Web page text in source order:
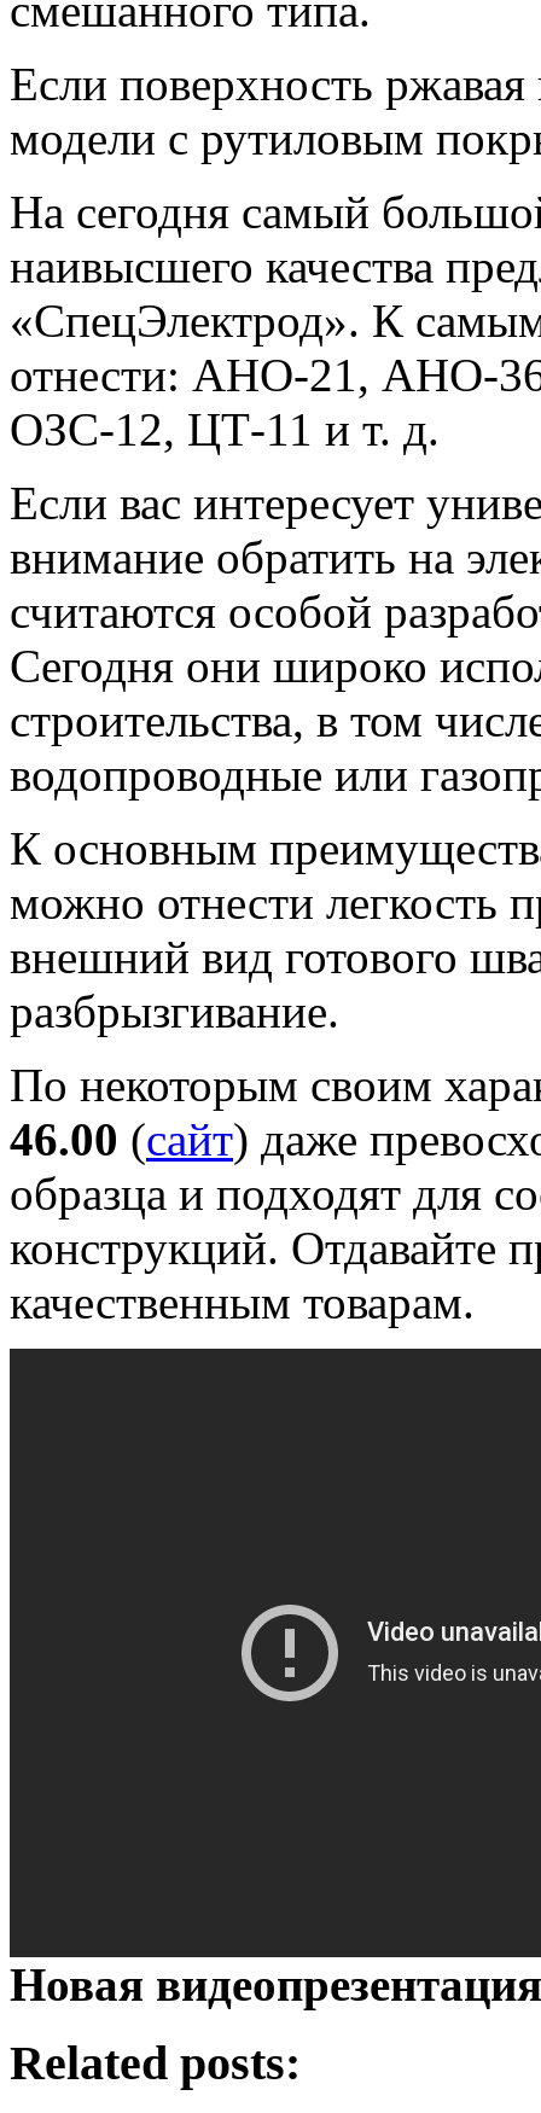
Если поверхность
модели с рутиловым
На сегодня самый
наивысшего качества
«СпецЭлектрод». К
отнести: АНО-21, АНО-
ОЗС-12, ЦТ-11 и т. д.
Если вас интересует
внимание обратить на
считаются особой
Сегодня они широко
строительства, в том
водопроводные или
К основным
можно отнести легкость
внешний вид готового
разбрызгивание.
По некоторым своим
46.00 (сайт) даже
образца и подходят для
конструкций. Отдавайте
качественным товарам.
Новая
Related posts: